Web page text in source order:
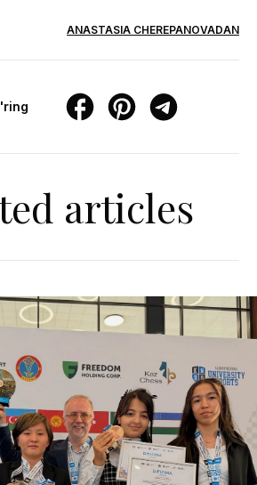
ANASTASIA CHEREPANOVADAN
articles